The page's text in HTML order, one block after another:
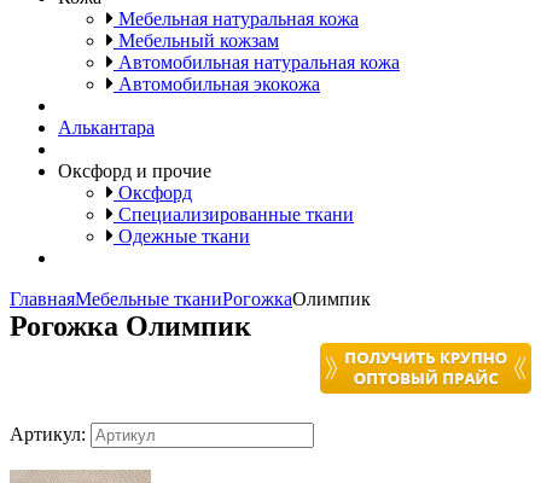
Мебельная натуральная кожа
Мебельный кожзам
Автомобильная натуральная кожа
Автомобильная экокожа
Алькантара
Оксфорд и прочие
Оксфорд
Специализированные ткани
Одежные ткани
ГлавнаяМебельные тканиРогожкаОлимпик
Рогожка Олимпик
Артикул: